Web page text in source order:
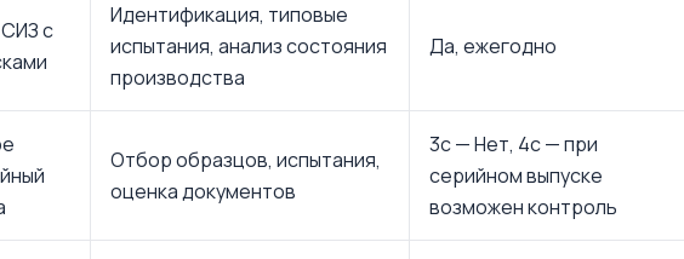
с
Идентификация, типовые
испытания, анализ состояния
производства
Да, ежегодно
Отбор образцов, испытания,
оценка документов
3с — Нет, 4с — при
серийном выпуске
возможен контроль